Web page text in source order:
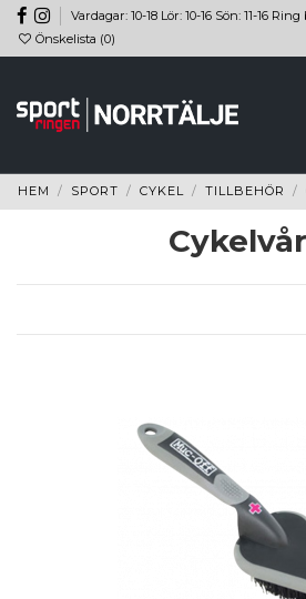
Vardagar: 10-18 Lör: 10-16 Sön: 11-16
Önskelista (0)
HEM SPORT CYKEL TILLBEHÖR